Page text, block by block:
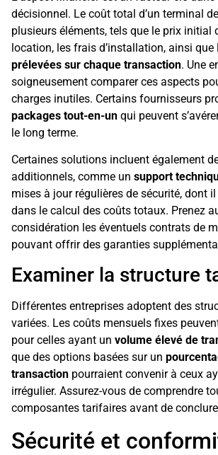
décisionnel. Le coût total d’un terminal
plusieurs éléments, tels que le prix initial
location, les frais d’installation, ainsi que
prélevées sur chaque transaction. Une
soigneusement comparer ces aspects
charges inutiles. Certains fournisseurs
packages tout-en-un qui peuvent
le long terme.
Certaines solutions incluent également
additionnels, comme un support
mises à jour régulières de sécurité, dont
dans le calcul des coûts totaux. Prenez
considération les éventuels contrats de
pouvant offrir des garanties
Examiner la structure
Différentes entreprises adoptent des
variées. Les coûts mensuels fixes
pour celles ayant un volume élevé de
que des options basées sur un
transaction pourraient convenir à ceux
irrégulier. Assurez-vous de comprendre
composantes tarifaires avant de
Sécurité et